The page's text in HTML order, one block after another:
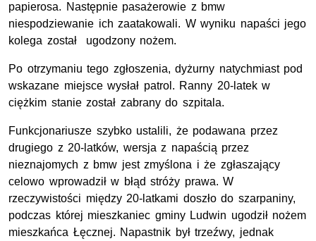
papierosa. Następnie pasażerowie z bmw
niespodziewanie ich zaatakowali. W wyniku napaści jego
kolega został ugodzony nożem.
Po otrzymaniu tego zgłoszenia, dyżurny natychmiast pod
wskazane miejsce wysłał patrol. Ranny 20-latek w
ciężkim stanie został zabrany do szpitala.
Funkcjonariusze szybko ustalili, że podawana przez
drugiego z 20-latków, wersja z napaścią przez
nieznajomych z bmw jest zmyślona i że zgłaszający
celowo wprowadził w błąd stróży prawa. W
rzeczywistości między 20-latkami doszło do szarpaniny,
podczas której mieszkaniec gminy Ludwin ugodził nożem
mieszkańca Łęcznej. Napastnik był trzeźwy, jednak